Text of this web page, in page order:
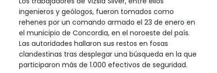
ingenieros y geólogos, fueron tomados como
rehenes por un comando armado el 23 de enero en
el municipio de Concordia, en el noroeste del país.
Las autoridades hallaron sus restos en fosas
clandestinas tras desplegar una búsqueda en la que
participaron más de 1.000 efectivos de seguridad.